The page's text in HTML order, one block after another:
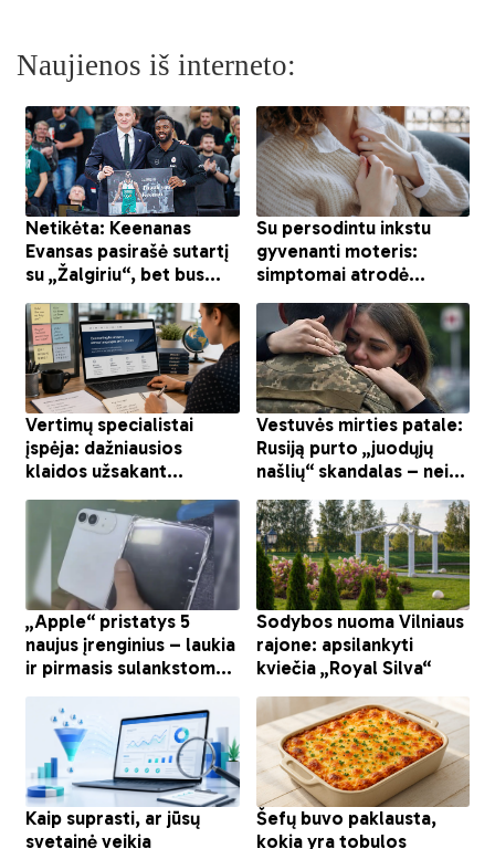
Naujienos iš interneto: